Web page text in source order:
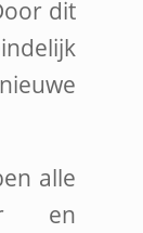
dit
alle
en